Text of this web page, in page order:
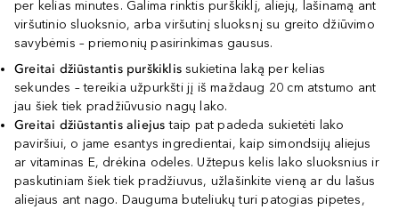
per kelias minutes. Galima rinktis purškiklį, aliejų, lašinamą ant
viršutinio sluoksnio, arba viršutinį sluoksnį su greito džiūvimo
savybėmis – priemonių pasirinkimas gausus.
Greitai džiūstantis purškiklis sukietina laką per kelias
sekundes – tereikia užpurkšti jį iš maždaug 20 cm atstumo ant
jau šiek tiek pradžiūvusio nagų lako.
Greitai džiūstantis aliejus taip pat padeda sukietėti lako
paviršiui, o jame esantys ingredientai, kaip simondsijų aliejus
ar vitaminas E, drėkina odeles. Užtepus kelis lako sluoksnius ir
paskutiniam šiek tiek pradžiuvus, užlašinkite vieną ar du lašus
aliejaus ant nago. Dauguma buteliukų turi patogias pipetes,